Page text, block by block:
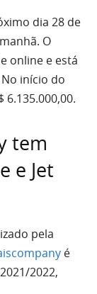
dia 28 de
O
online e está
início do
6.135.000,00.
tem
e Jet
pela
é
2022,